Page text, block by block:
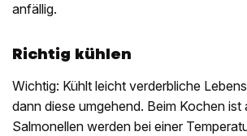
anfällig.
Richtig kühlen
Wichtig: Kühlt leicht verderbliche
dann diese umgehend. Beim Kochen
Salmonellen werden bei einer